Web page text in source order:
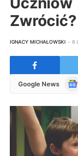
Zwrócić?
IGNACY MICHAŁOWSKI 6
Google News